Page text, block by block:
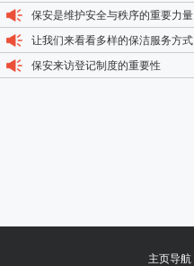
保安是维护安全与秩序的重要力量
让我们来看看多样的保洁服务方式
保安来访登记制度的重要性
主页导航